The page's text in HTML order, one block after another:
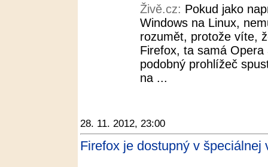
Živě.cz: Pokud jako
Windows na Linux,
rozumět, protože víte,
Firefox, ta samá
podobný prohlížeč
na ...
28. 11. 2012, 23:00
Firefox je dostupný v špeciálnej